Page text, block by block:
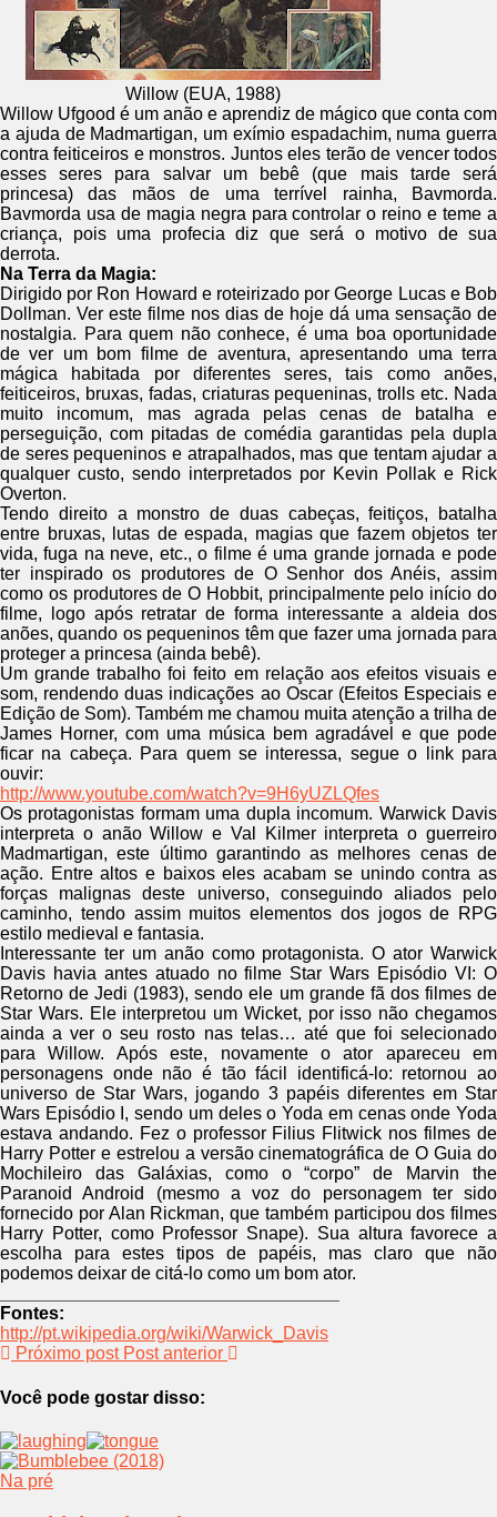
Willow (EUA, 1988)
Willow Ufgood é um anão e aprendiz de mágico que conta com
a ajuda de Madmartigan, um exímio espadachim, numa guerra
contra feiticeiros e monstros. Juntos eles terão de vencer todos
esses seres para salvar um bebê (que mais tarde será
princesa) das mãos de uma terrível rainha, Bavmorda.
Bavmorda usa de magia negra para controlar o reino e teme a
criança, pois uma profecia diz que será o motivo de sua
derrota.
Na Terra da Magia:
Dirigido por Ron Howard e roteirizado por George Lucas e Bob
Dollman. Ver este filme nos dias de hoje dá uma sensação de
nostalgia. Para quem não conhece, é uma boa oportunidade
de ver um bom filme de aventura, apresentando uma terra
mágica habitada por diferentes seres, tais como anões,
feiticeiros, bruxas, fadas, criaturas pequeninas, trolls etc. Nada
muito incomum, mas agrada pelas cenas de batalha e
perseguição, com pitadas de comédia garantidas pela dupla
de seres pequeninos e atrapalhados, mas que tentam ajudar a
qualquer custo, sendo interpretados por Kevin Pollak e Rick
Overton.
Tendo direito a monstro de duas cabeças, feitiços, batalha
entre bruxas, lutas de espada, magias que fazem objetos ter
vida, fuga na neve, etc., o filme é uma grande jornada e pode
ter inspirado os produtores de O Senhor dos Anéis, assim
como os produtores de O Hobbit, principalmente pelo início do
filme, logo após retratar de forma interessante a aldeia dos
anões, quando os pequeninos têm que fazer uma jornada para
proteger a princesa (ainda bebê).
Um grande trabalho foi feito em relação aos efeitos visuais e
som, rendendo duas indicações ao Oscar (Efeitos Especiais e
Edição de Som). Também me chamou muita atenção a trilha de
James Horner, com uma música bem agradável e que pode
ficar na cabeça. Para quem se interessa, segue o link para
ouvir:
http://www.youtube.com/watch?v=9H6yUZLQfes
Os protagonistas formam uma dupla incomum. Warwick Davis
interpreta o anão Willow e Val Kilmer interpreta o guerreiro
Madmartigan, este último garantindo as melhores cenas de
ação. Entre altos e baixos eles acabam se unindo contra as
forças malignas deste universo, conseguindo aliados pelo
caminho, tendo assim muitos elementos dos jogos de RPG
estilo medieval e fantasia.
Interessante ter um anão como protagonista. O ator Warwick
Davis havia antes atuado no filme Star Wars Episódio VI: O
Retorno de Jedi (1983), sendo ele um grande fã dos filmes de
Star Wars. Ele interpretou um Wicket, por isso não chegamos
ainda a ver o seu rosto nas telas… até que foi selecionado
para Willow. Após este, novamente o ator apareceu em
personagens onde não é tão fácil identificá-lo: retornou ao
universo de Star Wars, jogando 3 papéis diferentes em Star
Wars Episódio I, sendo um deles o Yoda em cenas onde Yoda
estava andando. Fez o professor Filius Flitwick nos filmes de
Harry Potter e estrelou a versão cinematográfica de O Guia do
Mochileiro das Galáxias, como o “corpo” de Marvin the
Paranoid Android (mesmo a voz do personagem ter sido
fornecido por Alan Rickman, que também participou dos filmes
Harry Potter, como Professor Snape). Sua altura favorece a
escolha para estes tipos de papéis, mas claro que não
podemos deixar de citá-lo como um bom ator.
Fontes:
http://pt.wikipedia.org/wiki/Warwick_Davis
Próximo post Post anterior
Você pode gostar disso:
Na pré